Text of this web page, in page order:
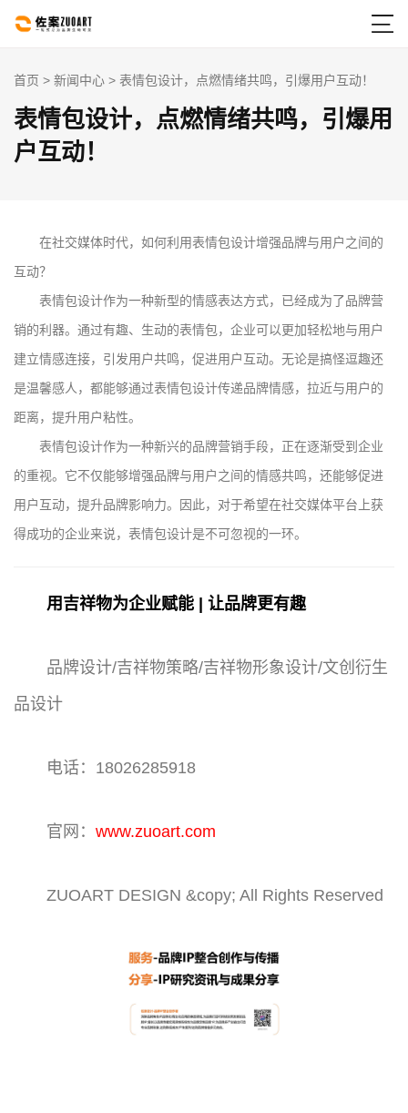

首页 > 新闻中心 > 表情包设计，点燃情绪共鸣，引爆用户互动！
表情包设计，点燃情绪共鸣，引爆用
户互动！
在社交媒体时代，如何利用表情包设计增强品牌与用户之间的
互动？
表情包设计作为一种新型的情感表达方式，已经成为了品牌营
销的利器。通过有趣、生动的表情包，企业可以更加轻松地与用户
建立情感连接，引发用户共鸣，促进用户互动。无论是搞怪逗趣还
是温馨感人，都能够通过表情包设计传递品牌情感，拉近与用户的
距离，提升用户粘性。
表情包设计作为一种新兴的品牌营销手段，正在逐渐受到企业
的重视。它不仅能够增强品牌与用户之间的情感共鸣，还能够促进
用户互动，提升品牌影响力。因此，对于希望在社交媒体平台上获
得成功的企业来说，表情包设计是不可忽视的一环。
用吉祥物为企业赋能 | 让品牌更有趣
品牌设计/吉祥物策略/吉祥物形象设计/文创衍生
品设计
电话：18026285918
官网： www.zuoart.com
ZUOART DESIGN &copy; All Rights Reserved